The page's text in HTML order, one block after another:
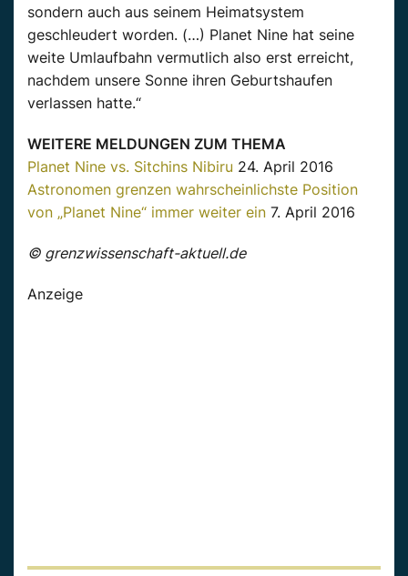
sondern auch aus seinem Heimatsystem
geschleudert worden. (…) Planet Nine hat seine
weite Umlaufbahn vermutlich also erst erreicht,
nachdem unsere Sonne ihren Geburtshaufen
verlassen hatte.“
WEITERE MELDUNGEN ZUM THEMA
Planet Nine vs. Sitchins Nibiru 24. April 2016
Astronomen grenzen wahrscheinlichste Position
von „Planet Nine“ immer weiter ein 7. April 2016
© grenzwissenschaft-aktuell.de
Anzeige